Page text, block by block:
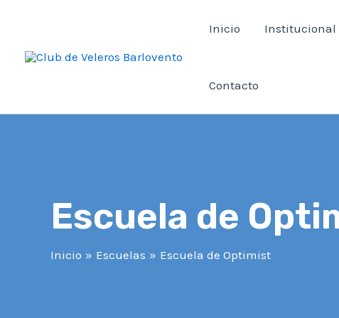
contenido
Inicio Institucional
Contacto
Escuela de
Inicio Escuelas Escuela de Optimist